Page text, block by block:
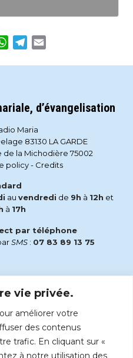
vie privée.
améliorer votre
des contenus
trafic. En cliquant sur «
à notre utilisation des
WhatsApp
Telegram
d’évangelisation
Maria
83130 LA GARDE
de la Michodière 75002
policy- Credits
au vendredi de 9h à 12h et
à 17h
par téléphone
SMS : 07 83 89 13 75
Maria sur :